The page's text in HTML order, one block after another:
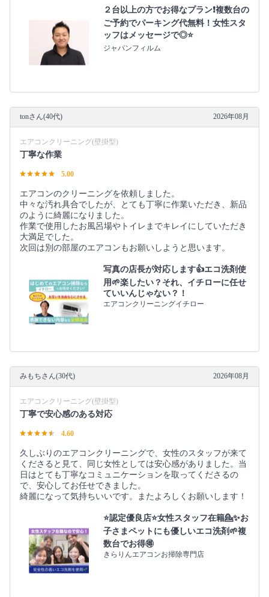
２台以上の方でお得なプラン❗️複数台の
ご予約でパーキング代無料！女性スタ
ッフはメッセージで◎⭐️
ジャパンフィルム
tonさん(40代) 2026年08月
エアコンクリーニング(壁掛型)
丁寧な作業
5.00
エアコンのクリーニングを依頼しました。
中々な汚れ具合でしたが、とても丁寧に作業いただき、新品
のように綺麗になりました。
作業で使用したお風呂場やトイレまでキレイにしていただき
大満足でした。
次回は別の部屋のエアコンもお願いしようと思います。
写真の店長が対応します👍エコ洗剤使
用🌱楽したい？それ、イチローに任せ
ていいんじゃない？！
エアコンクリーニングイチロー
みもちさん(30代) 2026年08月
エアコンクリーニング(壁掛型)
丁寧で安心感のある対応
4.60
久しぶりのエアコンクリーニングで、女性のスタッフが来て
くださると見て、同じ女性としては安心感がありました。当
日はとても丁寧なコミュニケーションを取ってくださるの
で、安心してお任せできました。
綺麗になって気持ちいいです。またよろしくお願いします！
⭐️認定優良店⭐️女性スタッフ在籍💁‍✨お
子さまペットにも優しいエコ洗剤🌱複
数台でお得🉐
きらりんエアコンお掃除専門店